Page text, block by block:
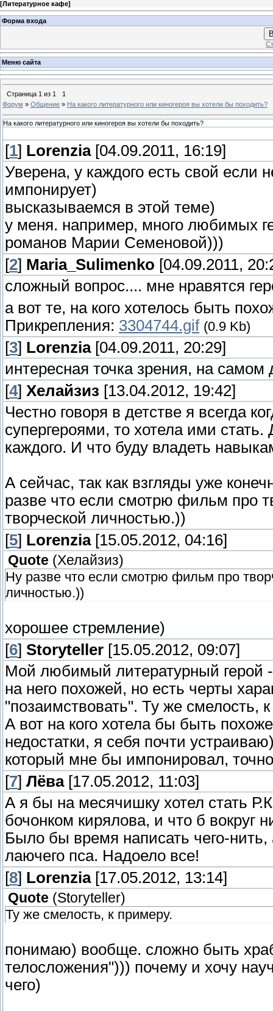
[Литературное кафе]
Форма входа
Меню сайта
Страница 1 из 1
1
Форум » Общение » На какого литературного или киногероя вы хотели бы походить?
На какого литературного или киногероя вы хотели бы походить?
[1] Lorenzia[04.09.2011, 16:19]
Уверена, у каждого есть свой если
импонирует)
высказываемся в этой теме)
у меня. например, много любимых
романов Марии Семеновой)))
[2] Maria_Sulimenko [04.09.2011,
сложный вопрос.... мне нравятся
а вот те, на кого хотелось быть
Прикрепления: 3304744.gif (0.9 Kb)
[3] Lorenzia[04.09.2011, 20:29]
интересная точка зрения, на самом
[4] Хелайзиз [13.04.2012, 19:42]
Честно говоря в детстве я всегда
супергероями, то хотела ими
каждого. И что буду владеть
А сейчас, так как взгляды уже
разве что если смотрю фильм про
творческой личностью.))
[5] Lorenzia[15.05.2012, 04:16]
Quote (Хелайзиз)
Ну разве что если смотрю фильм про
личностью.))
хорошее стремление)
[6] Storyteller [15.05.2012, 09:07]
Мой любимый литературный герой
на него похожей, но есть черты
"позаимствовать". Ту же смелость,
А вот на кого хотела бы быть
недостатки, я себя почти
который мне бы импонировал,
[7] Лёва[17.05.2012, 11:03]
А я бы на месячишку хотел стать
бочонком кирялова, и что б вокруг
Было бы время написать чего-
лаючего пса. Надоело все!
[8] Lorenzia[17.05.2012, 13:14]
Quote (Storyteller)
Ту же смелость, к примеру.
понимаю) вообще. сложно быть
телосложения"))) почему и хочу
чего)